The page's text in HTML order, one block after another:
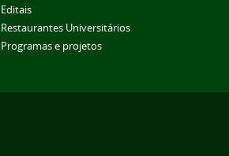
Editais
Restaurantes Universitários
Programas e projetos